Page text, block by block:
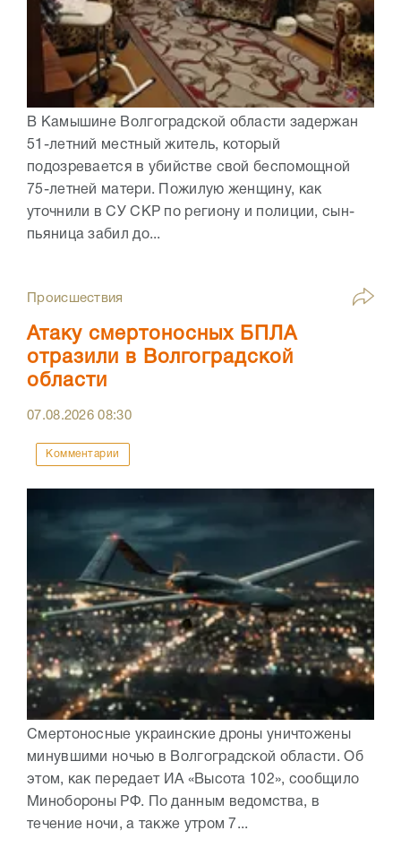
В Камышине Волгоградской области задержан
51-летний местный житель, который
подозревается в убийстве свой беспомощной
75-летней матери. Пожилую женщину, как
уточнили в СУ СКР по региону и полиции, сын-
пьяница забил до...
Происшествия
Атаку смертоносных БПЛА
отразили в Волгоградской
области
07.08.202608:30
Комментарии
Смертоносные украинские дроны уничтожены
минувшими ночью в Волгоградской области. Об
этом, как передает ИА «Высота 102», сообщило
Минобороны РФ. По данным ведомства, в
течение ночи, а также утром 7...